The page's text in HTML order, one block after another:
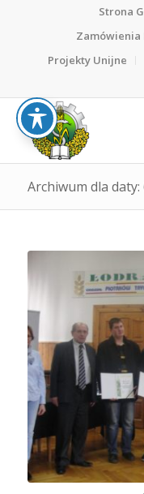
Strona
Zamówienia
Projekty Unijne
Archiwum dla daty: